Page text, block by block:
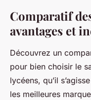
Comparatif
avantages et
Découvrez un
pour bien choisir le
lycéens, qu’il
les meilleures